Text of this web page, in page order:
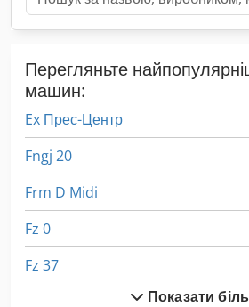
Перегляньте
машин:
Ex Прес-Центр
Fngj 20
Frm D Midi
Fz 0
Fz 37
Показати